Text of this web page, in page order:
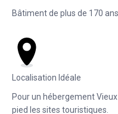
Bâtiment de plus de 170
Localisation Idéale
Pour un hébergement
pied les sites touristiques.